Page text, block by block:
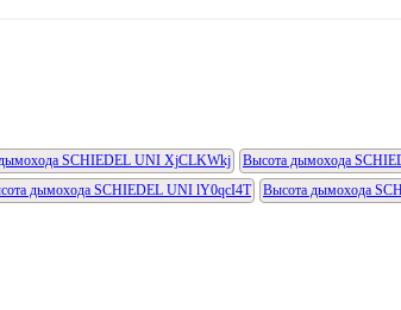
SCHIEDEL UNI XjCLKWkj Высота дымохода
дымохода SCHIEDEL UNI lY0qcI4T Высота дымохода